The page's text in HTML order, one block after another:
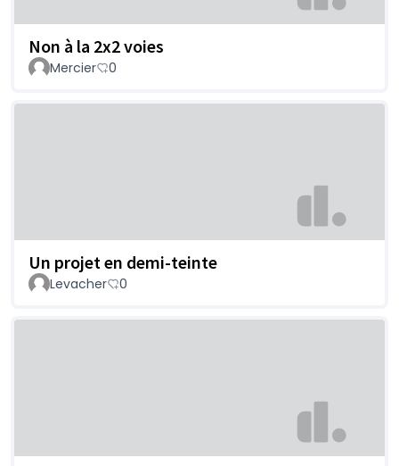
Non à la 2x2 voies
Mercier 0
Un projet en demi-teinte
Levacher 0